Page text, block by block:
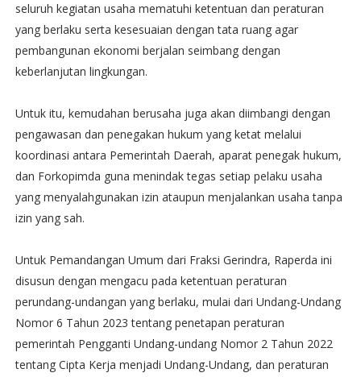
seluruh kegiatan usaha mematuhi ketentuan dan peraturan
yang berlaku serta kesesuaian dengan tata ruang agar
pembangunan ekonomi berjalan seimbang dengan
keberlanjutan lingkungan.
Untuk itu, kemudahan berusaha juga akan diimbangi dengan
pengawasan dan penegakan hukum yang ketat melalui
koordinasi antara Pemerintah Daerah, aparat penegak hukum,
dan Forkopimda guna menindak tegas setiap pelaku usaha
yang menyalahgunakan izin ataupun menjalankan usaha tanpa
izin yang sah.
Untuk Pemandangan Umum dari Fraksi Gerindra, Raperda ini
disusun dengan mengacu pada ketentuan peraturan
perundang-undangan yang berlaku, mulai dari Undang-Undang
Nomor 6 Tahun 2023 tentang penetapan peraturan
pemerintah Pengganti Undang-undang Nomor 2 Tahun 2022
tentang Cipta Kerja menjadi Undang-Undang, dan peraturan